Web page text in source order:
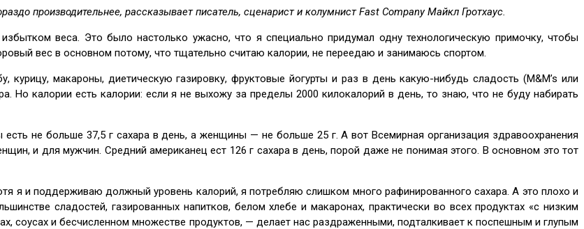
производительнее, рассказывает писатель, сценарист и колумнист Fast Company Майкл Гротхаус.
веса. Это было настолько ужасно, что я специально придумал одну технологическую примочку, чтобы
вес в основном потому, что тщательно считаю калории, не переедаю и занимаюсь спортом.
макароны, диетическую газировку, фруктовые йогурты и раз в день какую-нибудь сладость (M&M’s или
Но калории есть калории: если я не выхожу за пределы 2000 килокалорий в день, то знаю, что не буду набирать
не больше 37,5 г сахара в день, а женщины — не больше 25 г. А вот Всемирная организация здравоохранения
и для мужчин. Средний американец ест 126 г сахара в день, порой даже не понимая этого. В основном это тот
я и поддерживаю должный уровень калорий, я потребляю слишком много рафинированного сахара. А это плохо и
сладостей, газированных напитков, белом хлебе и макаронах, практически во всех продуктах «с низким
соусах и бесчисленном множестве продуктов, — делает нас раздраженными, подталкивает к поспешным и глупым